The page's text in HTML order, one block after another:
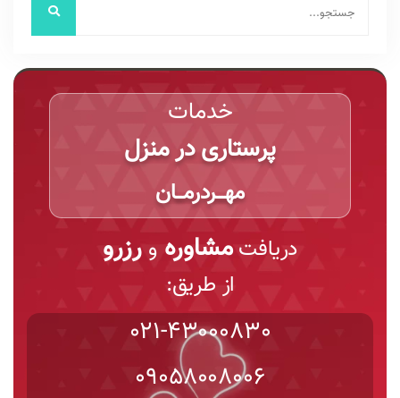
خدمات
پرستاری در منزل
مهـــردرمـــان
دریافتمشاورهو رزرو
از طریق:
021-43000830
09058008006